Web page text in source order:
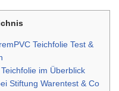
Teichfolie Test &
im Überblick
Stiftung Warentest & Co